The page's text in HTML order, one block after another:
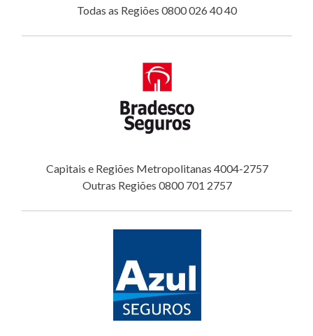
Todas as Regiões 0800 026 40 40
Capitais e Regiões Metropolitanas 4004-2757
Outras Regiões 0800 701 2757